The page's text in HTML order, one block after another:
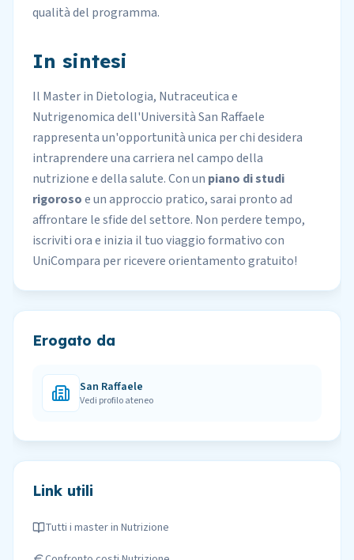
qualità del programma.
In sintesi
Il Master in Dietologia, Nutraceutica e
Nutrigenomica dell'Università San Raffaele
rappresenta un'opportunità unica per chi desidera
intraprendere una carriera nel campo della
nutrizione e della salute. Con un piano di studi
rigorosoe un approccio pratico, sarai pronto ad
affrontare le sfide del settore. Non perdere tempo,
iscriviti ora e inizia il tuo viaggio formativo con
UniCompara per ricevere orientamento gratuito!
Erogato da
San Raffaele
Vedi profilo ateneo
Link utili
Tutti i master in Nutrizione